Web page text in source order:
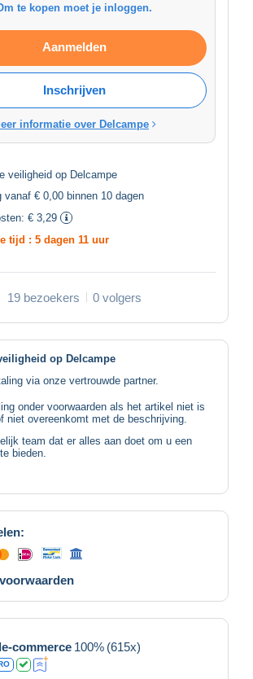
te kopen moet je inloggen.
Aanmelden
Inschrijven
informatie over Delcampe
veiligheid op Delcampe
vanaf € 0,00 binnen 10 dagen
€ 3,29
tijd : 5 dagen 11 uur
19 bezoekers 0 volgers
op Delcampe
via onze vertrouwde partner.
onder voorwaarden als het artikel niet is
niet overeenkomt met de beschrijving.
team dat er alles aan doet om u een
bieden.
commerce 100% (615x)